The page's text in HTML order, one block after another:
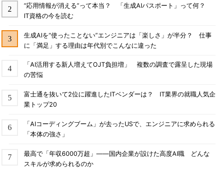
“応用情報が消える”って本当？ 「生成AIパスポート」って何？
IT資格の今を読む
生成AIを“使ったことない”エンジニアは「楽しさ」が半分？ 仕事
に「満足」する理由は年代別でこんなに違った
「AI活用する新人増えてOJT負担増」 複数の調査で露呈した現場
の苦悩
富士通を抜いて2位に躍進したITベンダーは？ IT業界の就職人気企
業トップ20
「AIコーディングブーム」が去ったUSで、エンジニアに求められる
「本体の強さ」
最高で「年収6000万超」――国内企業が設けた高度AI職 どんな
スキルが求められるのか